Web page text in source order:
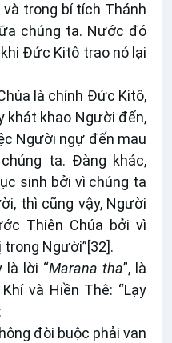
trong bí tích Thánh
chúng ta. Nước đó
Đức Kitô trao nó lại
là chính Đức Kitô,
khát khao Người đến,
Người ngự đến mau
ta. Đàng khác,
sinh bởi vì chúng ta
thì cũng vậy, Người
Thiên Chúa bởi vì
Người”[32].
là lời “Marana tha”, là
và Hiền Thê: “Lạy
đòi buộc phải van